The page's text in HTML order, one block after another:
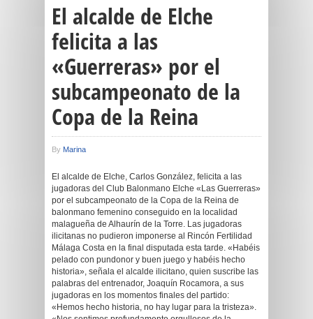
El alcalde de Elche
felicita a las
«Guerreras» por el
subcampeonato de la
Copa de la Reina
By Marina
El alcalde de Elche, Carlos González, felicita a las
jugadoras del Club Balonmano Elche «Las Guerreras»
por el subcampeonato de la Copa de la Reina de
balonmano femenino conseguido en la localidad
malagueña de Alhaurín de la Torre. Las jugadoras
ilicitanas no pudieron imponerse al Rincón Fertilidad
Málaga Costa en la final disputada esta tarde. «Habéis
pelado con pundonor y buen juego y habéis hecho
historia», señala el alcalde ilicitano, quien suscribe las
palabras del entrenador, Joaquín Rocamora, a sus
jugadoras en los momentos finales del partido:
«Hemos hecho historia, no hay lugar para la tristeza».